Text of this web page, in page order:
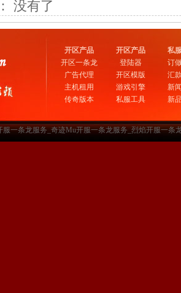
没有了
开区产品
开区一条龙
广告代理
主机租用
传奇版本
开区产品
登陆器
开区模版
游戏引擎
私服工具
私
订
汇
新
新
一条龙服务_奇迹Mu开服一条龙服务_烈焰开服一条